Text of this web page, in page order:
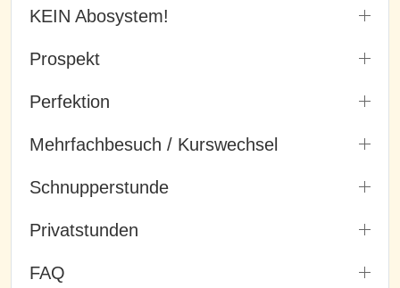
KEIN Abosystem!
Prospekt
Perfektion
Mehrfachbesuch / Kurswechsel
Schnupperstunde
Privatstunden
FAQ